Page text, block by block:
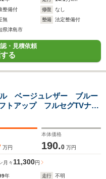
整備付 修復
なし
無 整備
法定整備付
県津島市
・見積依頼
る
ベージュレザー ブルー
トアップ フルセグTVナ
オーディオ
万円
本体価格
190.0 万円
月々 11,300円
年 走行
不明